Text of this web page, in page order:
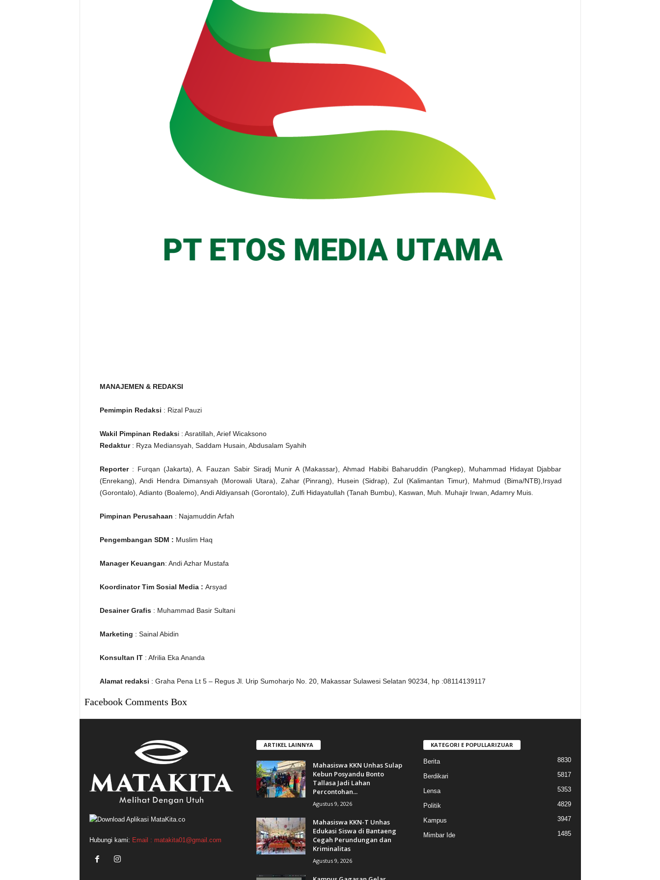
MANAJEMEN & REDAKSI
Pemimpin Redaksi : Rizal Pauzi
Wakil Pimpinan Redaksi : Asratillah, Arief Wicaksono
Redaktur: Ryza Mediansyah, Saddam Husain, Abdusalam Syahih
Reporter: Furqan (Jakarta), A. Fauzan Sabir Siradj Munir A (Makassar), Ahmad Habibi Baharuddin (Pangkep), Muhammad Hidayat Djabbar
(Enrekang), Andi Hendra Dimansyah (Morowali Utara), Zahar (Pinrang), Husein (Sidrap), Zul (Kalimantan Timur), Mahmud (Bima/NTB),Irsyad
(Gorontalo), Adianto (Boalemo), Andi Aldiyansah (Gorontalo), Zulfi Hidayatullah (Tanah Bumbu), Kaswan, Muh. Muhajir Irwan, Adamry Muis.
Pimpinan Perusahaan : Najamuddin Arfah
Pengembangan SDM : Muslim Haq
Manager Keuangan: Andi Azhar Mustafa
Koordinator Tim Sosial Media : Arsyad
Desainer Grafis: Muhammad Basir Sultani
Marketing : Sainal Abidin
Konsultan IT: Afrilia Eka Ananda
Alamat redaksi : Graha Pena Lt 5 – Regus Jl. Urip Sumoharjo No. 20, Makassar Sulawesi Selatan 90234, hp :08114139117
Facebook Comments Box
Hubungi kami: Email : matakita01@gmail.com
ARTIKEL LAINNYA
Mahasiswa KKN Unhas Sulap
Kebun Posyandu Bonto
Tallasa Jadi Lahan
Percontohan...
Agustus 9, 2026
Mahasiswa KKN-T Unhas
Edukasi Siswa di Bantaeng
Cegah Perundungan dan
Kriminalitas
Agustus 9, 2026
KATEGORI E POPULLARIZUAR
Berita 8830
Berdikari 5817
Lensa 5353
Politik 4829
Kampus 3947
Mimbar Ide 1485